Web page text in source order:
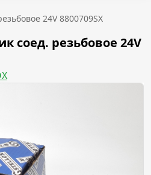
24V 8800709SX
соед. резьбовое 24V